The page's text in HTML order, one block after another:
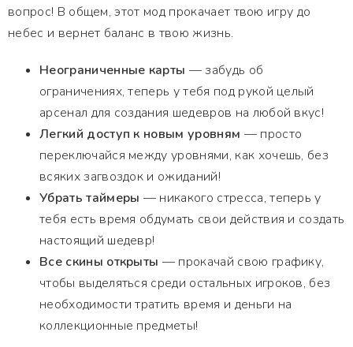
вопрос! В общем, этот мод прокачает твою игру до
небес и вернет баланс в твою жизнь.
Неограниченные карты — забудь об
ограничениях, теперь у тебя под рукой целый
арсенал для создания шедевров на любой вкус!
Легкий доступ к новым уровням — просто
переключайся между уровнями, как хочешь, без
всяких загвоздок и ожиданий!
Убрать таймеры — никакого стресса, теперь у
тебя есть время обдумать свои действия и создать
настоящий шедевр!
Все скины открыты — прокачай свою графику,
чтобы выделяться среди остальных игроков, без
необходимости тратить время и деньги на
коллекционные предметы!